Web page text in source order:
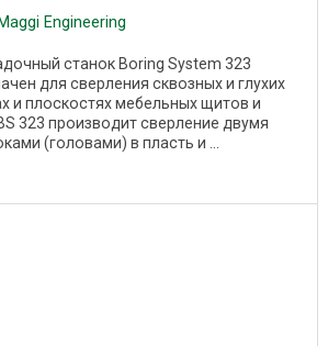
Maggi Engineering
станок Boring System 323
для сверления сквозных и глухих
и плоскостях мебельных щитов и
323 производит сверление двумя
(головами) в пласть и ...